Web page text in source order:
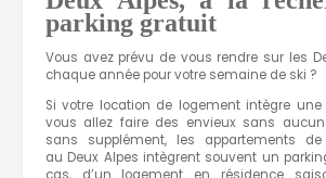
parking gratuit
Vous avez prévu de vous rendre sur les
chaque année pour votre semaine de ski ?
Si votre location de logement intègre
vous allez faire des envieux sans
sans supplément, les appartements
au Deux Alpes intègrent souvent un